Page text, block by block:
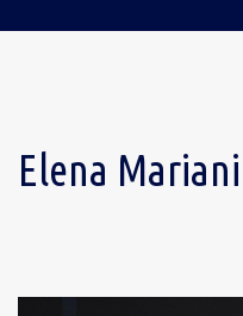
Elena Mariani